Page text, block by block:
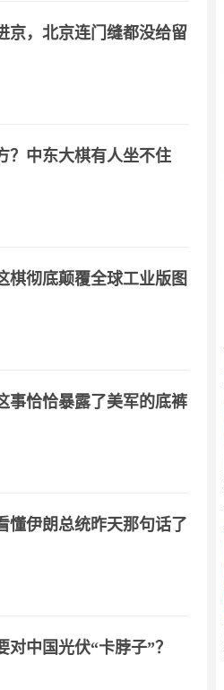
京，北京连门缝都没给留
？中东大棋有人坐不住
棋彻底颠覆全球工业版图
事恰恰暴露了美军的底裤
懂伊朗总统昨天那句话了
中国光伏“卡脖子”？